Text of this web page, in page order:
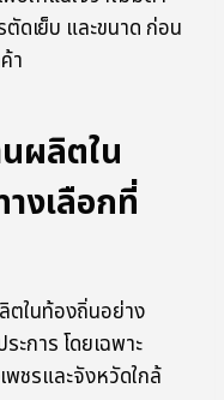
ดเย็บ และขนาด ก่อน
า
นผลิตใน
งเลือกที่
ตในท้องถิ่นอย่าง
ะการ โดยเฉพาะ
ชรและจังหวัดใกล้